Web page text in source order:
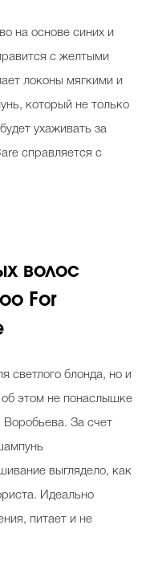
на основе синих и
с желтыми
локоны мягкими и
который не только
ухаживать за
справляется с
волос
For
светлого блонда, но и
этом не понаслышке
За счет
выглядело, как
Идеально
питает и не